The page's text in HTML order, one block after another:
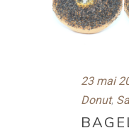
23 mai
Donut,